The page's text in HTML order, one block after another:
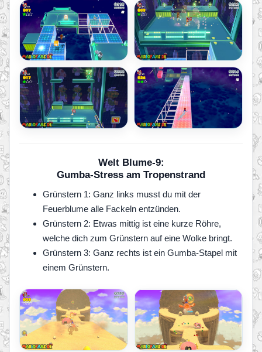
Welt Blume-9:
Gumba-Stress am Tropenstrand
Grünstern 1: Ganz links musst du mit der
Feuerblume alle Fackeln entzünden.
Grünstern 2: Etwas mittig ist eine kurze Röhre,
welche dich zum Grünstern auf eine Wolke bringt.
Grünstern 3: Ganz rechts ist ein Gumba-Stapel mit
einem Grünstern.